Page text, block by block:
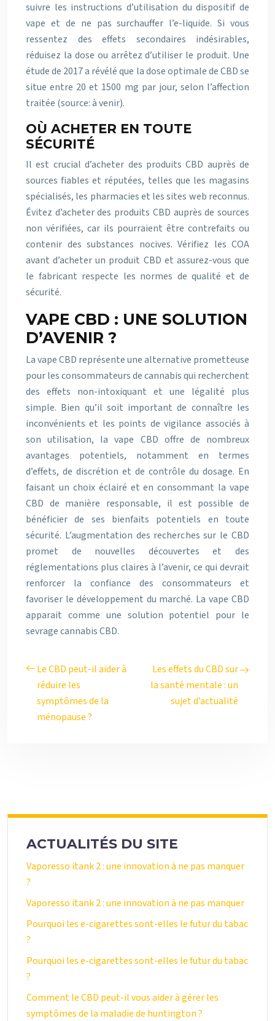
suivre les instructions d’utilisation du dispositif de
vape et de ne pas surchauffer l’e-liquide. Si vous
ressentez des effets secondaires indésirables,
réduisez la dose ou arrêtez d’utiliser le produit. Une
étude de 2017 a révélé que la dose optimale de CBD se
situe entre 20 et 1500 mg par jour, selon l’affection
traitée (source: à venir).
OÙ ACHETER EN TOUTE
SÉCURITÉ
Il est crucial d’acheter des produits CBD auprès de
sources fiables et réputées, telles que les magasins
spécialisés, les pharmacies et les sites web reconnus.
Évitez d’acheter des produits CBD auprès de sources
non vérifiées, car ils pourraient être contrefaits ou
contenir des substances nocives. Vérifiez les COA
avant d’acheter un produit CBD et assurez-vous que
le fabricant respecte les normes de qualité et de
sécurité.
VAPE CBD : UNE SOLUTION
D’AVENIR ?
La vape CBD représente une alternative prometteuse
pour les consommateurs de cannabis qui recherchent
des effets non-intoxiquant et une légalité plus
simple. Bien qu’il soit important de connaître les
inconvénients et les points de vigilance associés à
son utilisation, la vape CBD offre de nombreux
avantages potentiels, notamment en termes
d’effets, de discrétion et de contrôle du dosage. En
faisant un choix éclairé et en consommant la vape
CBD de manière responsable, il est possible de
bénéficier de ses bienfaits potentiels en toute
sécurité. L’augmentation des recherches sur le CBD
promet de nouvelles découvertes et des
réglementations plus claires à l’avenir, ce qui devrait
renforcer la confiance des consommateurs et
favoriser le développement du marché. La vape CBD
apparait comme une solution potentiel pour le
sevrage cannabis CBD.
Le CBD peut-il aider à
réduire les
symptômes de la
ménopause ?
Les effets du CBD sur
la santé mentale : un
sujet d’actualité
ACTUALITÉS DU SITE
Vaporesso itank 2 : une innovation à ne pas manquer
?
Vaporesso itank 2 : une innovation à ne pas manquer
Pourquoi les e-cigarettes sont-elles le futur du tabac
?
Pourquoi les e-cigarettes sont-elles le futur du tabac
?
Comment le CBD peut-il vous aider à gérer les
symptômes de la maladie de huntington ?